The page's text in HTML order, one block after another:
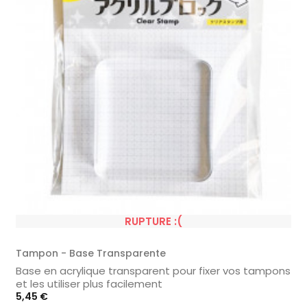
RUPTURE :(
Tampon - Base Transparente
Base en acrylique transparent pour fixer vos tampons
et les utiliser plus facilement
Prix
5,45 €